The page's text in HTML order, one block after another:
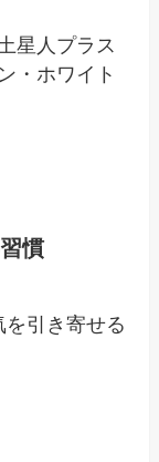
土星人プラス
・ホワイト
慣
引き寄せる